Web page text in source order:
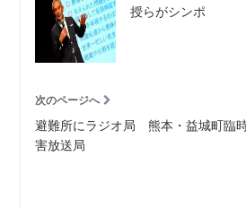
授らがシンポ
次のページへ
避難所にラジオ局 熊本・益城町臨
害放送局